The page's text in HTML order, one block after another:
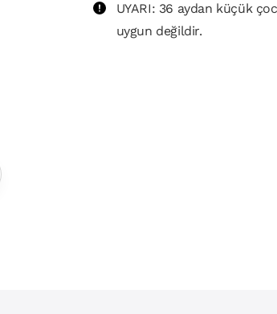
UYARI: 36 aydan küçük
uygun değildir.